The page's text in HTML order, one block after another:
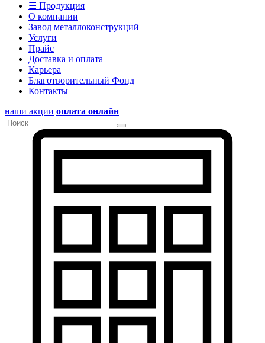
☰ Продукция
О компании
Завод металлоконструкций
Услуги
Прайс
Доставка и оплата
Карьера
Благотворительный Фонд
Контакты
наши акции оплата онлайн